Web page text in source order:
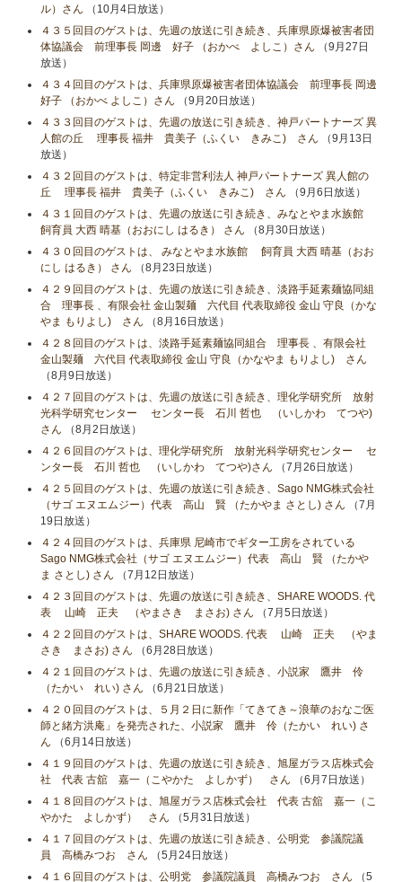
ル）さん （10月4日放送）
４３５回目のゲストは、先週の放送に引き続き、兵庫県原爆被害者団
体協議会 前理事長 岡邊 好子 （おかべ よしこ）さん （9月27日
放送）
４３４回目のゲストは、兵庫県原爆被害者団体協議会 前理事長 岡邊
好子 （おかべ よしこ）さん （9月20日放送）
４３３回目のゲストは、先週の放送に引き続き、神戸パートナーズ 異
人館の丘 理事長 福井 貴美子（ふくい きみこ) さん （9月13日
放送）
４３２回目のゲストは、特定非営利法人 神戸パートナーズ 異人館の
丘 理事長 福井 貴美子（ふくい きみこ) さん （9月6日放送）
４３１回目のゲストは、先週の放送に引き続き、みなとやま水族館
飼育員 大西 晴基（おおにし はるき） さん （8月30日放送）
４３０回目のゲストは、 みなとやま水族館 飼育員 大西 晴基（おお
にし はるき） さん （8月23日放送）
４２９回目のゲストは、先週の放送に引き続き、淡路手延素麺協同組
合 理事長 、有限会社 金山製麺 六代目 代表取締役 金山 守良（かな
やま もりよし) さん （8月16日放送）
４２８回目のゲストは、淡路手延素麺協同組合 理事長 、有限会社
金山製麺 六代目 代表取締役 金山 守良（かなやま もりよし) さん
（8月9日放送）
４２７回目のゲストは、先週の放送に引き続き、理化学研究所 放射
光科学研究センター センター長 石川 哲也 （いしかわ てつや)
さん （8月2日放送）
４２６回目のゲストは、理化学研究所 放射光科学研究センター セ
ンター長 石川 哲也 （いしかわ てつや)さん （7月26日放送）
４２５回目のゲストは、先週の放送に引き続き、Sago NMG株式会社
（サゴ エヌエムジー）代表 高山 賢 （たかやま さとし) さん （7月
19日放送）
４２４回目のゲストは、兵庫県 尼崎市でギター工房をされている
Sago NMG株式会社（サゴ エヌエムジー）代表 高山 賢 （たかや
ま さとし) さん （7月12日放送）
４２３回目のゲストは、先週の放送に引き続き、SHARE WOODS. 代
表 山崎 正夫 （やまさき まさお) さん （7月5日放送）
４２２回目のゲストは、SHARE WOODS. 代表 山崎 正夫 （やま
さき まさお) さん （6月28日放送）
４２１回目のゲストは、先週の放送に引き続き、小説家 鷹井 伶
（たかい れい) さん （6月21日放送）
４２０回目のゲストは、５月２日に新作「てきてき～浪華のおなご医
師と緒方洪庵」を発売された、小説家 鷹井 伶（たかい れい) さ
ん （6月14日放送）
４１９回目のゲストは、先週の放送に引き続き、旭屋ガラス店株式会
社 代表 古舘 嘉一（こやかた よしかず） さん （6月7日放送）
４１８回目のゲストは、旭屋ガラス店株式会社 代表 古舘 嘉一（こ
やかた よしかず） さん （5月31日放送）
４１７回目のゲストは、先週の放送に引き続き、公明党 参議院議
員 高橋みつお さん （5月24日放送）
４１６回目のゲストは、公明党 参議院議員 高橋みつお さん （5